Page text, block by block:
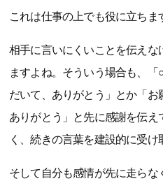
これは仕事の上でも役に立ちま
相手に言いにくいことを伝えな
ますよね。そういう場合も、
だいて、ありがとう」とか「お
ありがとう」と先に感謝を伝え
く、続きの言葉を建設的に受け
そして自分も感情が先に走らな